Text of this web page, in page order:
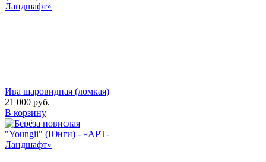
Ива шаровидная (ломкая)
21 000 руб.
В корзину